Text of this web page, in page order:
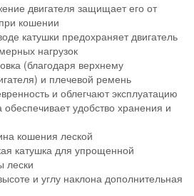
двигателя защищает его от
кошении
катушки предохраняет двигатель
нагрузок
(благодаря верхнему
и плечевой ремень
и облегчают эксплуатацию
удобство хранения и
кошения леской
катушка для упрощенной
лески
и углу наклона дополнительная